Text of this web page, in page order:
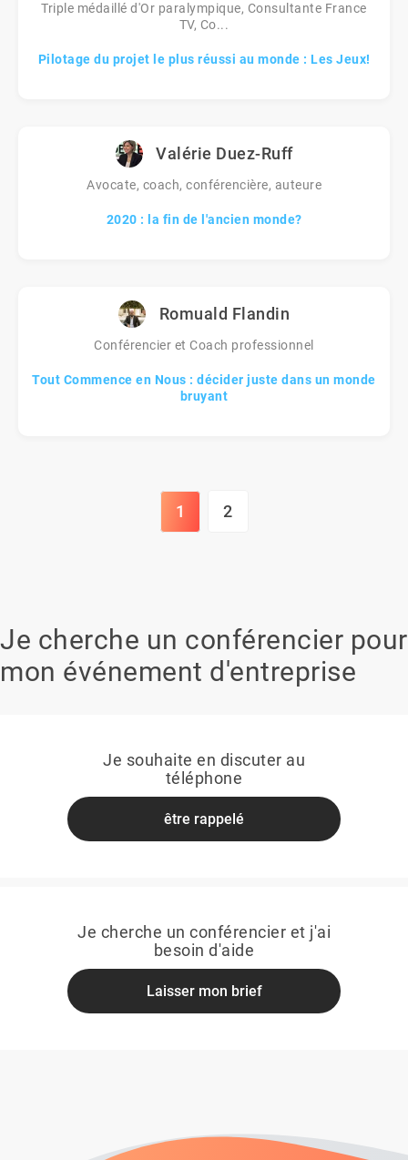
Triple médaillé d'Or paralympique, Consultante France
TV, Co...
Pilotage du projet le plus réussi au monde : Les Jeux!
Valérie Duez-Ruff
Avocate, coach, conférencière, auteure
2020 : la fin de l'ancien monde?
Romuald Flandin
Conférencier et Coach professionnel
Tout Commence en Nous : décider juste dans un monde
bruyant
1 2
Je cherche un conférencier pour
mon événement d'entreprise
Je souhaite en discuter au
téléphone
être rappelé
Je cherche un conférencier et j'ai
besoin d'aide
Laisser mon brief